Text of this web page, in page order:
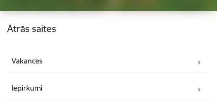
Kājene
Ātrās saites
Vakances
Iepirkumi